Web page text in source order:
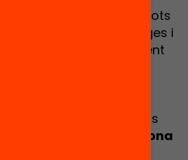
tipus d’intervenció. Tots
els seus aprenentatges i
el seu coneixement
l’acció.
l’acte, l’
conversaran sobre els
programes de segona